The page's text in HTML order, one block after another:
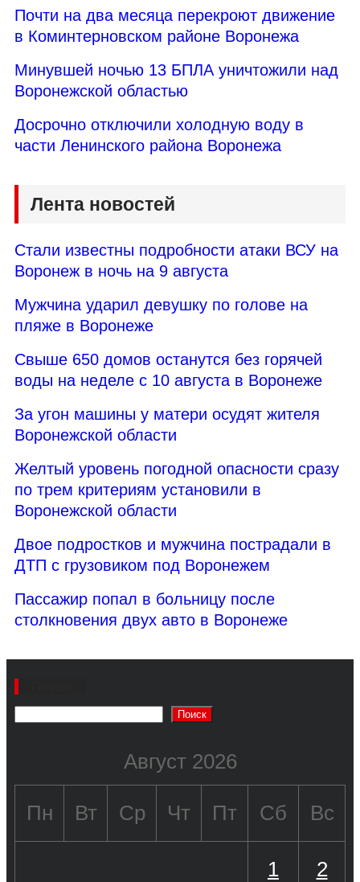
Почти на два месяца перекроют движение
в Коминтерновском районе Воронежа
Минувшей ночью 13 БПЛА уничтожили над
Воронежской областью
Досрочно отключили холодную воду в
части Ленинского района Воронежа
Лента новостей
Стали известны подробности атаки ВСУ на
Воронеж в ночь на 9 августа
Мужчина ударил девушку по голове на
пляже в Воронеже
Свыше 650 домов останутся без горячей
воды на неделе с 10 августа в Воронеже
За угон машины у матери осудят жителя
Воронежской области
Желтый уровень погодной опасности сразу
по трем критериям установили в
Воронежской области
Двое подростков и мужчина пострадали в
ДТП с грузовиком под Воронежем
Пассажир попал в больницу после
столкновения двух авто в Воронеже
Поиск
Август 2026
Пн Вт Ср Чт Пт Сб Вс
1 2